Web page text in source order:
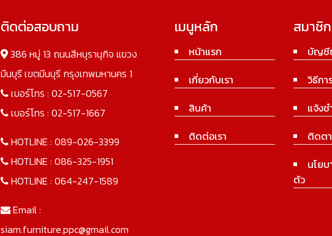
ติดต่อสอบถาม
386 หมู่ 13 ถนนสีหบุรานุกิจ แขวง
มีนบุรี เขตมีนบุรี กรุงเทพมหานคร 1
เบอร์โทร : 02-517-0567
เบอร์โทร : 02-517-1667
HOTLINE : 089-026-3399
HOTLINE : 086-325-1951
HOTLINE : 064-247-1589
Email :
siam.furniture.ppc@gmail.com
เมนูหลัก
หน้าแรก
เกี่ยวกับเรา
สินค้า
ติดต่อเรา
สมาชิก
บัญชี
วิธีกา
แจ้งช
ติดต
นโย
ตัว